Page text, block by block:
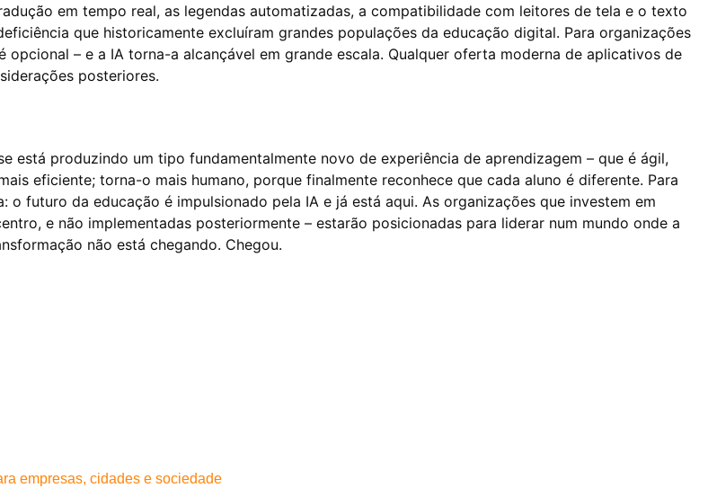
em tempo real, as legendas automatizadas, a compatibilidade com leitores de tela e o texto
que historicamente excluíram grandes populações da educação digital. Para organizações
– e a IA torna-a alcançável em grande escala. Qualquer oferta moderna de aplicativos de
posteriores.
está produzindo um tipo fundamentalmente novo de experiência de aprendizagem – que é ágil,
eficiente; torna-o mais humano, porque finalmente reconhece que cada aluno é diferente. Para
futuro da educação é impulsionado pela IA e já está aqui. As organizações que investem em
e não implementadas posteriormente – estarão posicionadas para liderar num mundo onde a
não está chegando. Chegou.
empresas, cidades e sociedade